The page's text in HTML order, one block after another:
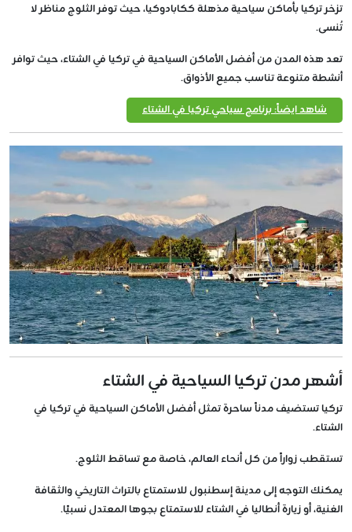
تزخر تركيا بأماكن سياحية مذهلة ككابادوكيا، حيث توفر الثلوج مناظر لا
تُنسى.
تعد هذه المدن من أفضل الأماكن السياحية في تركيا في الشتاء، حيث توافر
أنشطة متنوعة تناسب جميع الأذواق.
شاهد ايضاً: برنامج سياحي تركيا في الشتاء
أشهر مدن تركيا السياحية في الشتاء
تركيا تستضيف مدناً ساحرة تمثل أفضل الأماكن السياحية في تركيا في
الشتاء.
تستقطب زواراً من كل أنحاء العالم، خاصة مع تساقط الثلوج.
يمكنك التوجه إلى مدينة إسطنبول للاستمتاع بالتراث التاريخي والثقافة
الغنية، أو زيارة أنطاليا في الشتاء للاستمتاع بجوها المعتدل نسبيًا.